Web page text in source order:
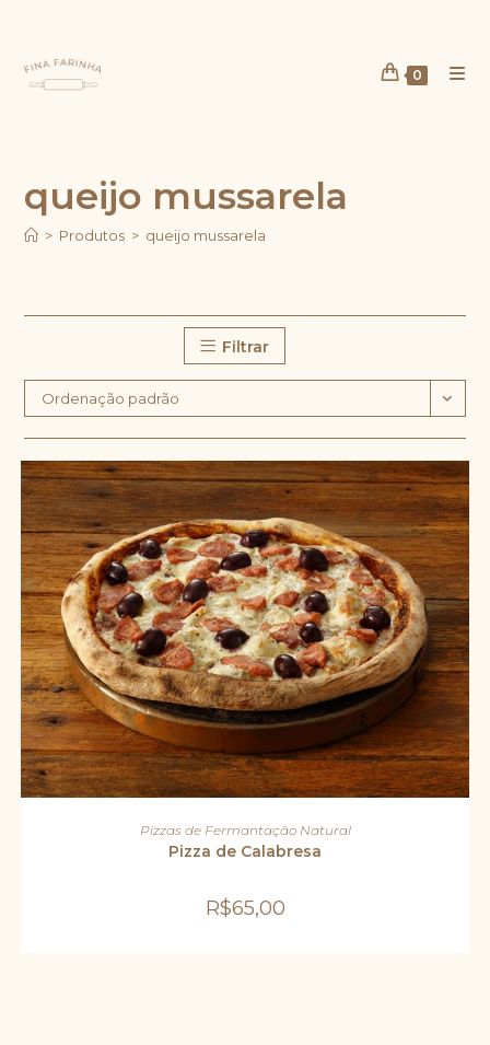
conteúdo
0
queijo mussarela
> Produtos > queijo mussarela
Filtrar
Ordenação padrão
Pizzas de Fermantação Natural
Pizza de Calabresa
R$65,00